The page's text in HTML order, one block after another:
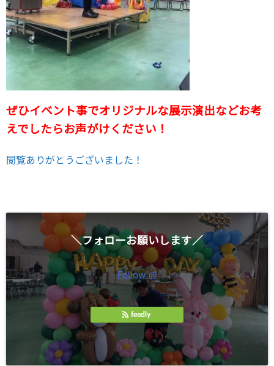
ぜひイベント事でオリジナルな展示演出などお考
えでしたらお声がけください！
閲覧ありがとうございました！
＼フォローお願いします／
Follow @
feedly